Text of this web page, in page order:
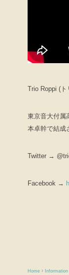
Trio Roppi (
東京音大付属
本卓幹で結成
Twitter →
Facebook →
Home ›